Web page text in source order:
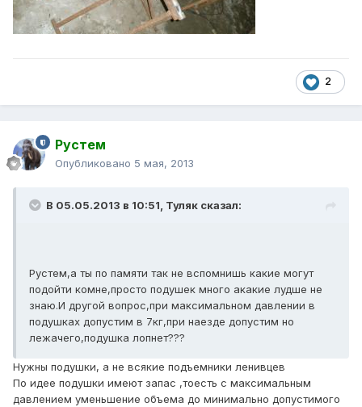
2
Рустем
Опубликовано 5 мая, 2013
В 05.05.2013 в 10:51, Туляк сказал:
Рустем,а ты по памяти так не вспомнишь какие могут
подойти комне,просто подушек много акакие лудше не
знаю.И другой вопрос,при максимальном давлении в
подушках допустим в 7кг,при наезде допустим но
лежачего,подушка лопнет???
Нужны подушки, а не всякие подъемники ленивцев
По идее подушки имеют запас ,тоесть с максимальным
давлением уменьшение объема до минимально допустимого